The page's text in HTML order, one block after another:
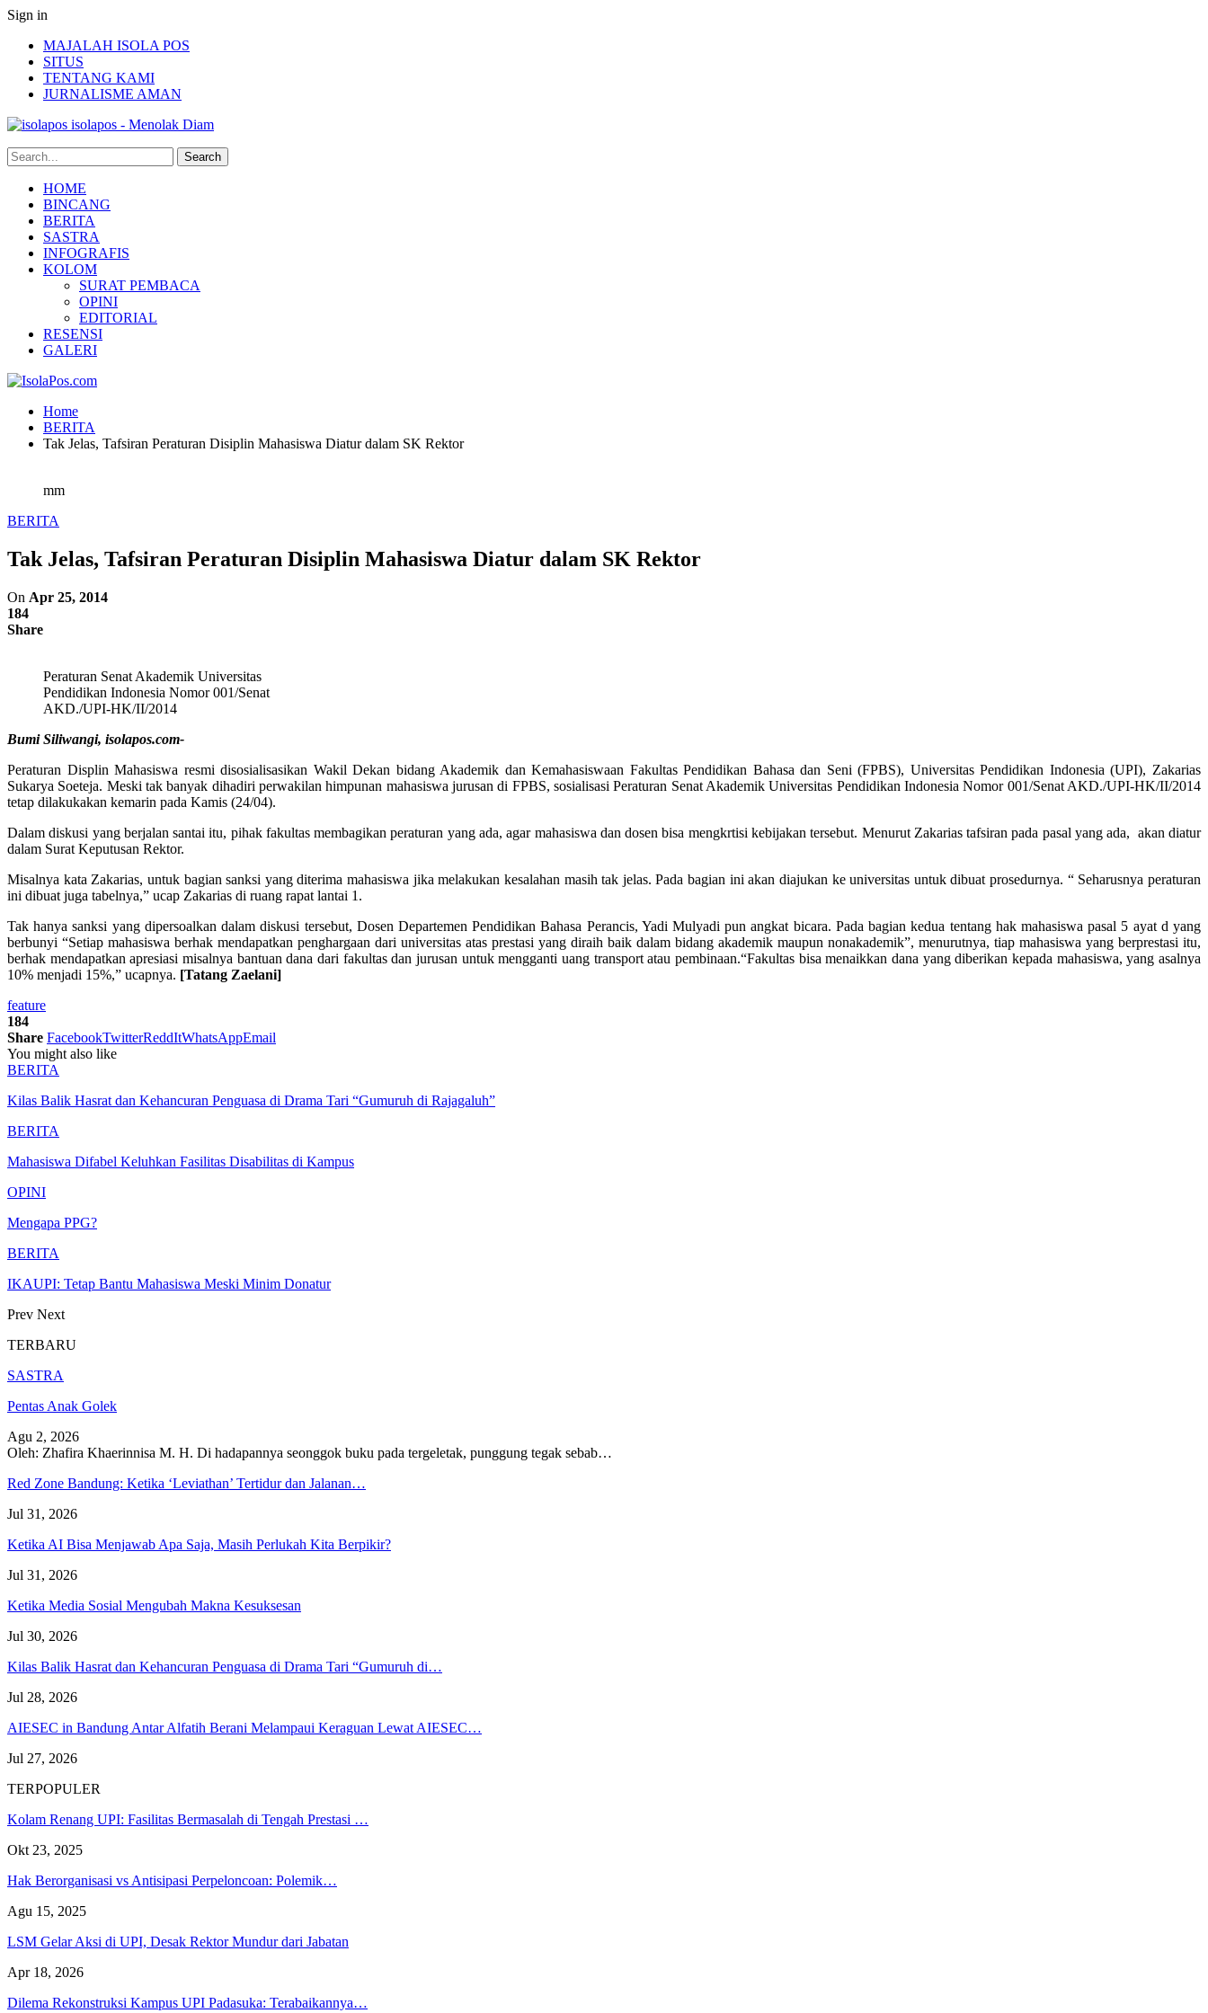
Sign in
MAJALAH ISOLA POS
SITUS
TENTANG KAMI
JURNALISME AMAN
isolapos - Menolak Diam
HOME
BINCANG
BERITA
SASTRA
INFOGRAFIS
KOLOM
SURAT PEMBACA
OPINI
EDITORIAL
RESENSI
GALERI
Home
BERITA
Tak Jelas, Tafsiran Peraturan Disiplin Mahasiswa Diatur dalam SK Rektor
mm
BERITA
Tak Jelas, Tafsiran Peraturan Disiplin Mahasiswa Diatur dalam SK Rektor
On Apr 25, 2014
184
Share
Peraturan Senat Akademik Universitas
Pendidikan Indonesia Nomor 001/Senat
AKD./UPI-HK/II/2014
Bumi Siliwangi, isolapos.com-
Peraturan Displin Mahasiswa resmi disosialisasikan Wakil Dekan bidang Akademik dan Kemahasiswaan Fakultas Pendidikan Bahasa dan Seni (FPBS), Universitas Pendidikan Indonesia (UPI), Zakarias
Sukarya Soeteja. Meski tak banyak dihadiri perwakilan himpunan mahasiswa jurusan di FPBS, sosialisasi Peraturan Senat Akademik Universitas Pendidikan Indonesia Nomor 001/Senat AKD./UPI-HK/II/2014
tetap dilakukakan kemarin pada Kamis (24/04).
Dalam diskusi yang berjalan santai itu, pihak fakultas membagikan peraturan yang ada, agar mahasiswa dan dosen bisa mengkrtisi kebijakan tersebut. Menurut Zakarias tafsiran pada pasal yang ada, akan diatur
dalam Surat Keputusan Rektor.
Misalnya kata Zakarias, untuk bagian sanksi yang diterima mahasiswa jika melakukan kesalahan masih tak jelas. Pada bagian ini akan diajukan ke universitas untuk dibuat prosedurnya. “ Seharusnya peraturan
ini dibuat juga tabelnya,” ucap Zakarias di ruang rapat lantai 1.
Tak hanya sanksi yang dipersoalkan dalam diskusi tersebut, Dosen Departemen Pendidikan Bahasa Perancis, Yadi Mulyadi pun angkat bicara. Pada bagian kedua tentang hak mahasiswa pasal 5 ayat d yang
berbunyi “Setiap mahasiswa berhak mendapatkan penghargaan dari universitas atas prestasi yang diraih baik dalam bidang akademik maupun nonakademik”, menurutnya, tiap mahasiswa yang berprestasi itu,
berhak mendapatkan apresiasi misalnya bantuan dana dari fakultas dan jurusan untuk mengganti uang transport atau pembinaan.“Fakultas bisa menaikkan dana yang diberikan kepada mahasiswa, yang asalnya
10% menjadi 15%,” ucapnya. [Tatang Zaelani]
feature
184
Share FacebookTwitterReddItWhatsAppEmail
You might also like
BERITA
Kilas Balik Hasrat dan Kehancuran Penguasa di Drama Tari “Gumuruh di Rajagaluh”
BERITA
Mahasiswa Difabel Keluhkan Fasilitas Disabilitas di Kampus
OPINI
Mengapa PPG?
BERITA
IKAUPI: Tetap Bantu Mahasiswa Meski Minim Donatur
Prev Next
TERBARU
SASTRA
Pentas Anak Golek
Agu 2, 2026
Oleh: Zhafira Khaerinnisa M. H. Di hadapannya seonggok buku pada tergeletak, punggung tegak sebab…
Red Zone Bandung: Ketika ‘Leviathan’ Tertidur dan Jalanan…
Jul 31, 2026
Ketika AI Bisa Menjawab Apa Saja, Masih Perlukah Kita Berpikir?
Jul 31, 2026
Ketika Media Sosial Mengubah Makna Kesuksesan
Jul 30, 2026
Kilas Balik Hasrat dan Kehancuran Penguasa di Drama Tari “Gumuruh di…
Jul 28, 2026
AIESEC in Bandung Antar Alfatih Berani Melampaui Keraguan Lewat AIESEC…
Jul 27, 2026
TERPOPULER
Kolam Renang UPI: Fasilitas Bermasalah di Tengah Prestasi …
Okt 23, 2025
Hak Berorganisasi vs Antisipasi Perpeloncoan: Polemik…
Agu 15, 2025
LSM Gelar Aksi di UPI, Desak Rektor Mundur dari Jabatan
Apr 18, 2026
Dilema Rekonstruksi Kampus UPI Padasuka: Terabaikannya…